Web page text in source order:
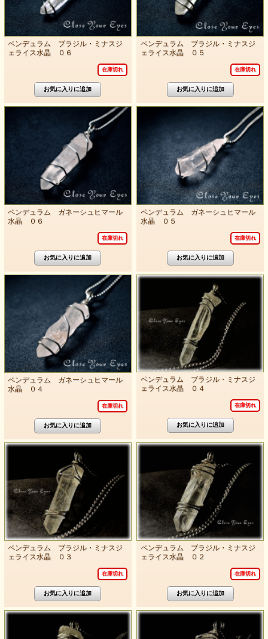
ペンデュラム ブラジル・ミナスジ
ェライス水晶 ０６
在庫切れ
ペンデュラム ブラジル・ミナスジ
ェライス水晶 ０５
在庫切れ
ペンデュラム ガネーシュヒマール
水晶 ０６
在庫切れ
ペンデュラム ガネーシュヒマール
水晶 ０５
在庫切れ
ペンデュラム ガネーシュヒマール
水晶 ０４
在庫切れ
ペンデュラム ブラジル・ミナスジ
ェライス水晶 ０４
在庫切れ
ペンデュラム ブラジル・ミナスジ
ェライス水晶 ０３
在庫切れ
ペンデュラム ブラジル・ミナスジ
ェライス水晶 ０２
在庫切れ